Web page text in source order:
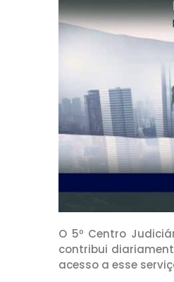
O 5º Centro
contribui
acesso a esse